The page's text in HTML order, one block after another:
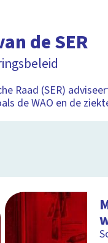
de SER
Raad (SER)
de WAO en de